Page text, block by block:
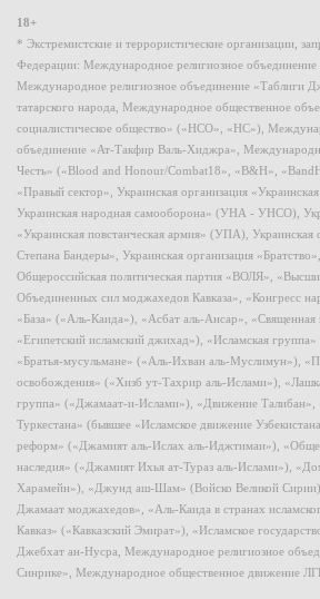
18+
* Экстремистские и террористические организации,
Федерации: Международное религиозное объединение
Международное религиозное объединение «Таблиги
татарского народа, Международное общественное
социалистическое общество» («НСО», «НС»),
объединение «Ат-Такфир Валь-Хиджра»,
Честь» («Blood and Honour/Combat18», «B&H»,
«Правый сектор», Украинская организация
Украинская народная самооборона» (УНА - УНСО),
«Украинская повстанческая армия» (УПА), Украинская
Степана Бандеры», Украинская организация
Общероссийская политическая партия «ВОЛЯ»,
Объединенных сил моджахедов Кавказа», «Конгресс
«База» («Аль-Каида»), «Асбат аль-Ансар»,
«Египетский исламский джихад»), «Исламская
«Братья-мусульмане» («Аль-Ихван аль-Муслимун»),
освобождения» («Хизб ут-Тахрир аль-Ислами»),
группа» («Джамаат-и-Ислами»), «Движение Талибан»,
Туркестана» (бывшее «Исламское движение
реформ» («Джамият аль-Ислах аль-Иджтимаи»),
наследия» («Джамият Ихья ат-Тураз аль-Ислами»),
Харамейн»), «Джунд аш-Шам» (Войско Великой
Джамаат моджахедов», «Аль-Каида в странах
Кавказ» («Кавказский Эмират»), «Исламское
Джебхат ан-Нусра, Международное религиозное
Синрике», Международное общественное движение